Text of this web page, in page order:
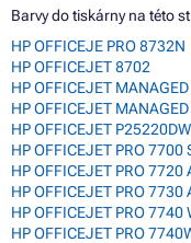
Barvy do tiskárny na této
HP OFFICEJE PRO 8732N
HP OFFICEJET 8702
HP OFFICEJET
HP OFFICEJET
HP OFFICEJET P25220DW
HP OFFICEJET PRO 7700
HP OFFICEJET PRO 7720
HP OFFICEJET PRO 7730
HP OFFICEJET PRO
HP OFFICEJET PRO